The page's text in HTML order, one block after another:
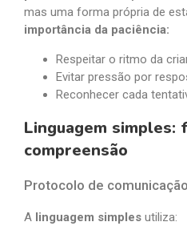
mas uma forma própria de
importância da paciência:
Respeitar o ritmo da
Evitar pressão por
Reconhecer cada
Linguagem simples:
compreensão
Protocolo de
A linguagem simples utiliza: